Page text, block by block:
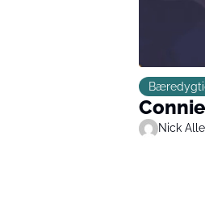
Nick